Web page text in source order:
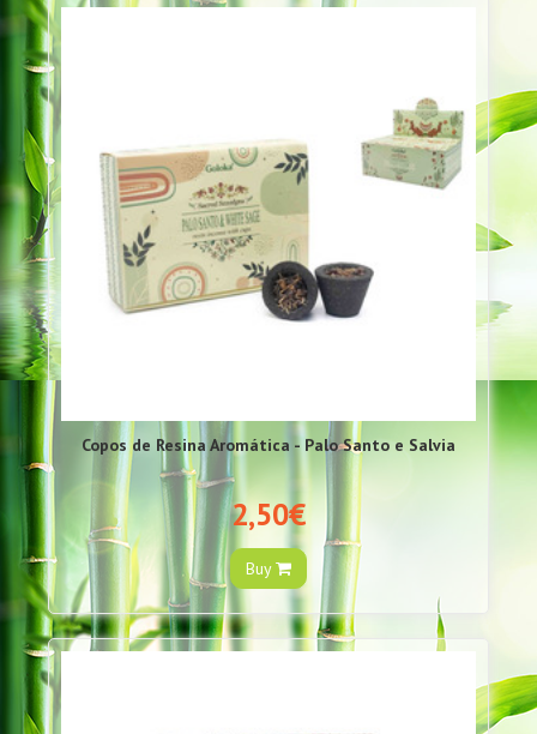
Copos de Resina Aromática - Palo Santo e Salvia
2,50€
Buy